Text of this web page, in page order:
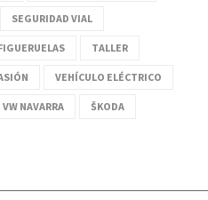
SEGURIDAD VIAL
TALLER
VEHÍCULO ELÉCTRICO
VW NAVARRA ŠKODA